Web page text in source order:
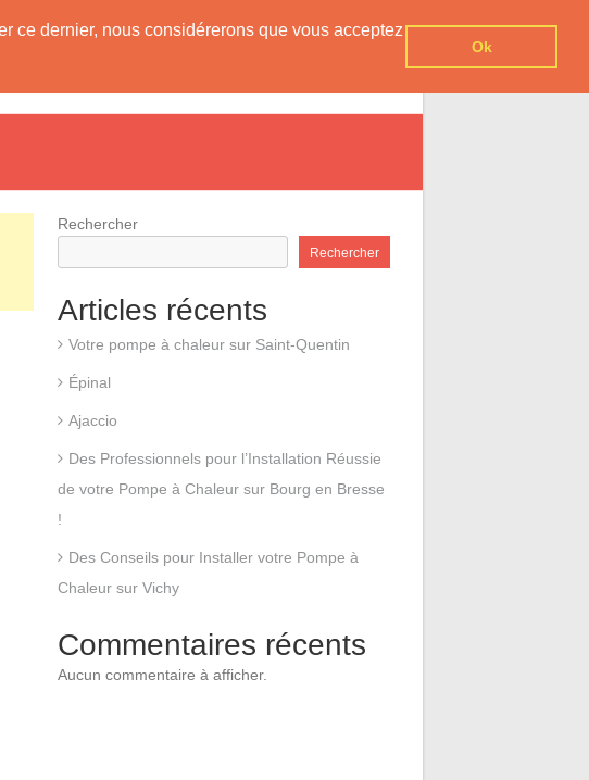
ce dernier, nous considérerons que vous acceptez
Ok
Rechercher
Rechercher
Articles récents
Votre pompe à chaleur sur Saint-Quentin
Épinal
Ajaccio
Des Professionnels pour l’Installation Réussie
de votre Pompe à Chaleur sur Bourg en Bresse
!
Des Conseils pour Installer votre Pompe à
Chaleur sur Vichy
Commentaires récents
Aucun commentaire à afficher.